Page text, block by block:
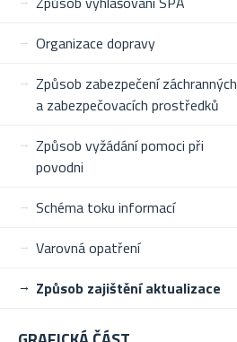
Organizace dopravy
Způsob zabezpečení záchranných
a zabezpečovacích prostředků
Způsob vyžádání pomoci při
povodni
Schéma toku informací
Varovná opatření
Způsob zajištění aktualizace